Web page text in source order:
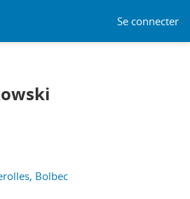
Se connecter
Bolbec